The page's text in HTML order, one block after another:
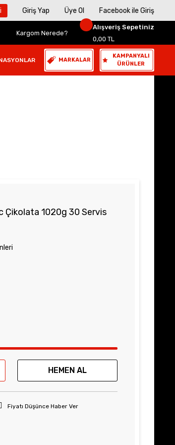
Giriş Yap Üye Ol Facebook ile Giriş
Kargom Nerede?
Alışveriş Sepetiniz
0,00 TL
MARKALAR
KAMPANYALI
ÜRÜNLER
Çikolata 1020g 30 Servis
HEMEN AL
Fiyatı Düşünce Haber Ver